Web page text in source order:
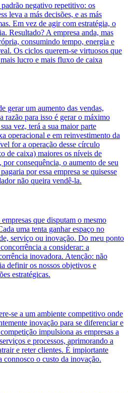
negativo repetitivo: os
leva a más decisões, e as más
Em vez de agir com estratégia, o
Resultado? A empresa anda, mas
consumindo tempo, energia e
Os ciclos querem-se virtuosos que
lucro e mais fluxo de caixa
gerar um aumento das vendas,
razão para isso é gerar o máximo
vez, terá a sua maior parte
operacional e em reinvestimento da
for a operação desse círculo
de caixa) maiores os níveis de
consequência, o aumento de seu
por essa empresa se quisesse
não queira vendê-la.
que disputam o mesmo
uma tenta ganhar espaço no
serviço ou inovação. Do meu ponto
a considerar: a
inovadora. Atenção: não
definir os nossos objetivos e
estratégicas.
se a um ambiente competitivo onde
inovação para se diferenciar e
impulsiona as empresas a
e processos, aprimorando a
e reter clientes. É impiortante
o custo da inovação.